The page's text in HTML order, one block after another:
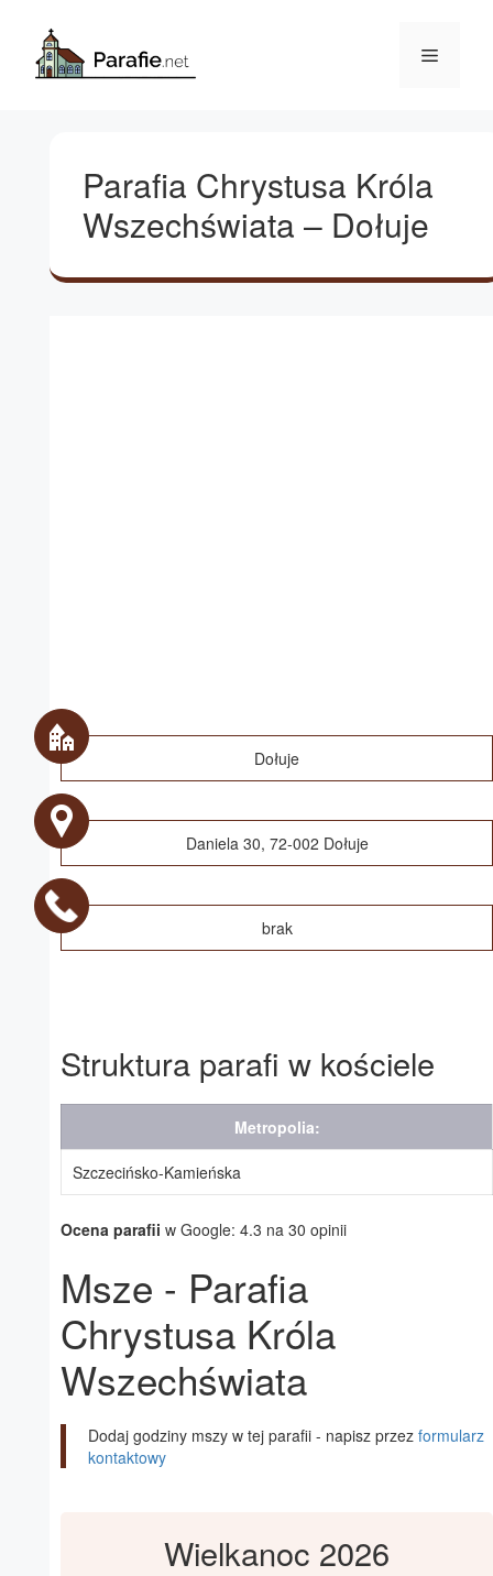
Menu
Parafia Chrystusa Króla
Wszechświata – Dołuje
Dołuje
Daniela 30, 72-002 Dołuje
brak
Struktura parafi w kościele
Metropolia:
Szczecińsko-Kamieńska
Ocena parafii w Google: 4.3 na 30 opinii
Msze - Parafia
Chrystusa Króla
Wszechświata
Dodaj godziny mszy w tej parafii - napisz przez formularz
kontaktowy
Wielkanoc 2026